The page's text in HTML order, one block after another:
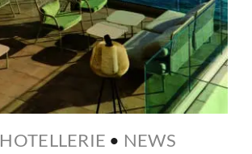
HOTELLERIE • NEWS